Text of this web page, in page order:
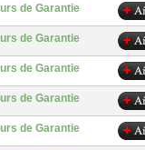
de Garantie
de Garantie
de Garantie
de Garantie
de Garantie